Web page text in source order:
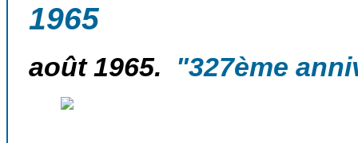
1965
août 1965. "327ème